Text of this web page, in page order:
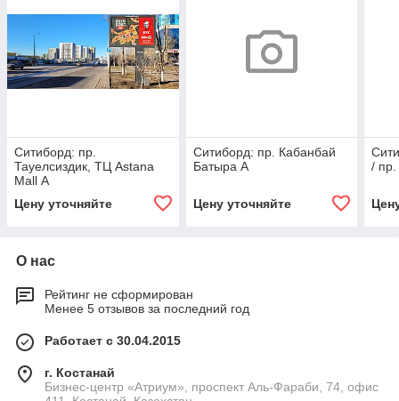
Ситиборд: пр.
Тауелсиздик, ТЦ Astana
Mall А
Цену уточняйте
Ситиборд: пр. Кабанбай
Батыра А
Цену уточняйте
/
О нас
Рейтинг не сформирован
Менее 5 отзывов за последний год
Работает с 30.04.2015
г. Костанай
Бизнес-центр «Атриум», проспект Аль-Фараби, 74, офис